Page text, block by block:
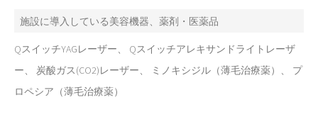
施設に導入している美容機器、薬剤・医薬品
QスイッチYAGレーザー、 Qスイッチアレキサンドライトレーザ
ー、 炭酸ガス(CO2)レーザー、 ミノキシジル（薄毛治療薬）、 プ
ロペシア（薄毛治療薬）